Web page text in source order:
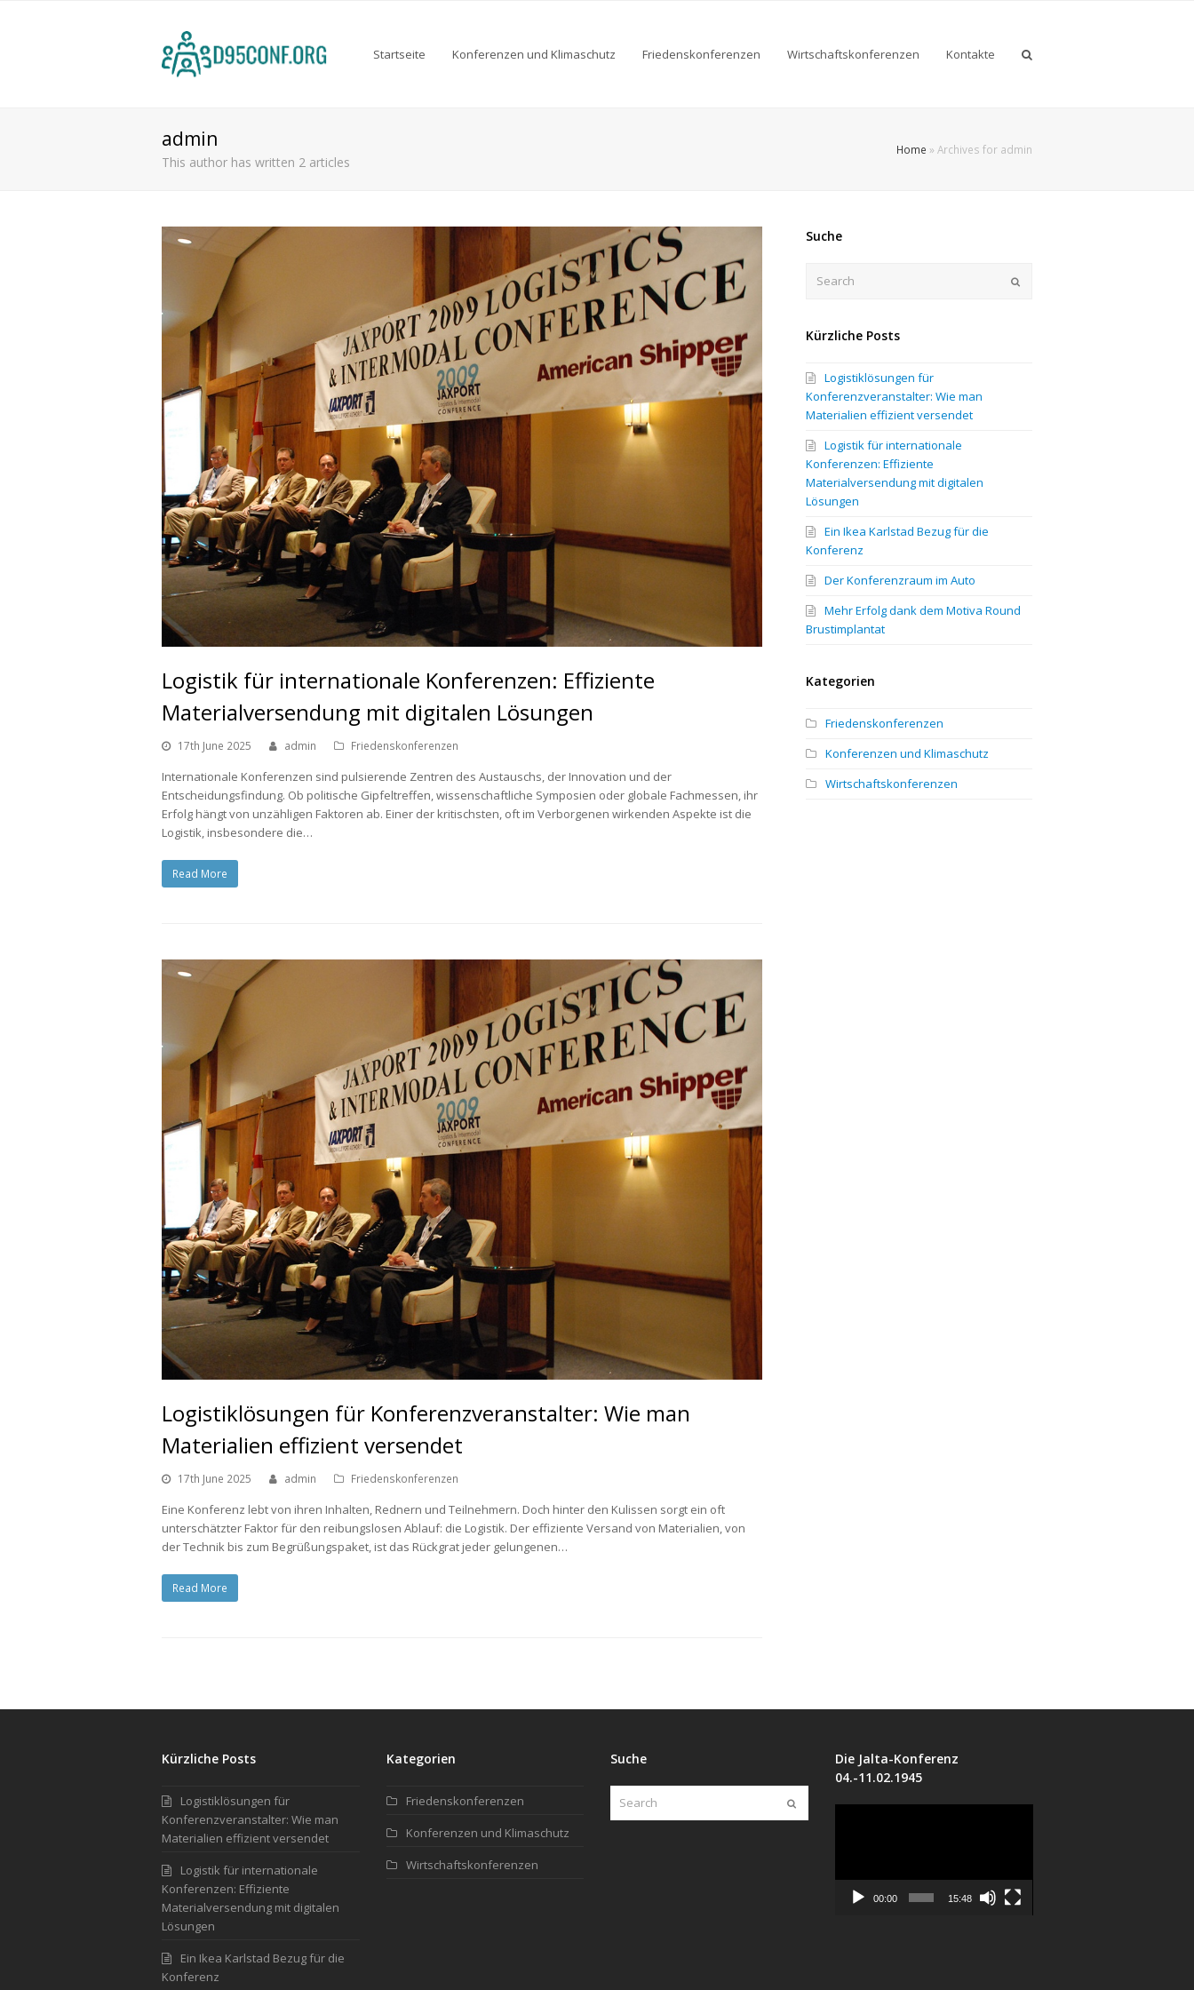
Startseite Konferenzen und Klimaschutz Friedenskonferenzen Wirtschaftskonferenzen Kontakte
admin
This author has written 2 articles
Home » Archives for admin
Logistik für internationale Konferenzen: Effiziente
Materialversendung mit digitalen Lösungen
17th June 2025 admin Friedenskonferenzen
Internationale Konferenzen sind pulsierende Zentren des Austauschs, der Innovation und der
Entscheidungsfindung. Ob politische Gipfeltreffen, wissenschaftliche Symposien oder globale Fachmessen, ihr
Erfolg hängt von unzähligen Faktoren ab. Einer der kritischsten, oft im Verborgenen wirkenden Aspekte ist die
Logistik, insbesondere die…
Read More
Logistiklösungen für Konferenzveranstalter: Wie man
Materialien effizient versendet
17th June 2025 admin Friedenskonferenzen
Eine Konferenz lebt von ihren Inhalten, Rednern und Teilnehmern. Doch hinter den Kulissen sorgt ein oft
unterschätzter Faktor für den reibungslosen Ablauf: die Logistik. Der effiziente Versand von Materialien, von
der Technik bis zum Begrüßungspaket, ist das Rückgrat jeder gelungenen…
Read More
Suche
Kürzliche Posts
Logistiklösungen für
Konferenzveranstalter: Wie man
Materialien effizient versendet
Logistik für internationale
Konferenzen: Effiziente
Materialversendung mit digitalen
Lösungen
Ein Ikea Karlstad Bezug für die
Konferenz
Der Konferenzraum im Auto
Mehr Erfolg dank dem Motiva Round
Brustimplantat
Kategorien
Friedenskonferenzen
Konferenzen und Klimaschutz
Wirtschaftskonferenzen
Kürzliche Posts
Logistiklösungen für
Konferenzveranstalter: Wie man
Materialien effizient versendet
Logistik für internationale
Konferenzen: Effiziente
Materialversendung mit digitalen
Lösungen
Ein Ikea Karlstad Bezug für die
Konferenz
Kategorien
Friedenskonferenzen
Konferenzen und Klimaschutz
Wirtschaftskonferenzen
Suche
Submit
Die Jalta-Konferenz
04.-11.02.1945
00:00 15:48